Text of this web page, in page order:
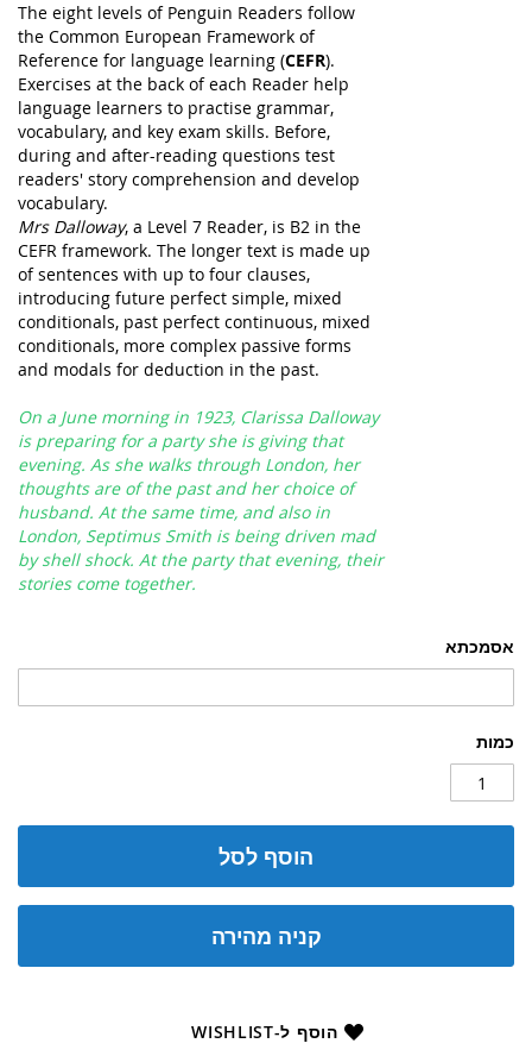
אסמכתא
כמות
הוסף לסל
קניה מהירה
הוסף ל-WISHLIST
The eight levels of Penguin Readers follow
the Common European Framework of
Reference for language learning (CEFR).
Exercises at the back of each Reader help
language learners to practise grammar,
vocabulary, and key exam skills. Before,
during and after-reading questions test
readers' story comprehension and develop
vocabulary.
Mrs Dalloway, a Level 7 Reader, is B2 in the
CEFR framework. The longer text is made up
of sentences with up to four clauses,
introducing future perfect simple, mixed
conditionals, past perfect continuous, mixed
conditionals, more complex passive forms
and modals for deduction in the past.
On a June morning in 1923, Clarissa Dalloway
is preparing for a party she is giving that
evening. As she walks through London, her
thoughts are of the past and her choice of
husband. At the same time, and also in
London, Septimus Smith is being driven mad
by shell shock. At the party that evening, their
stories come together.